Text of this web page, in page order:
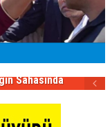
Sahasında